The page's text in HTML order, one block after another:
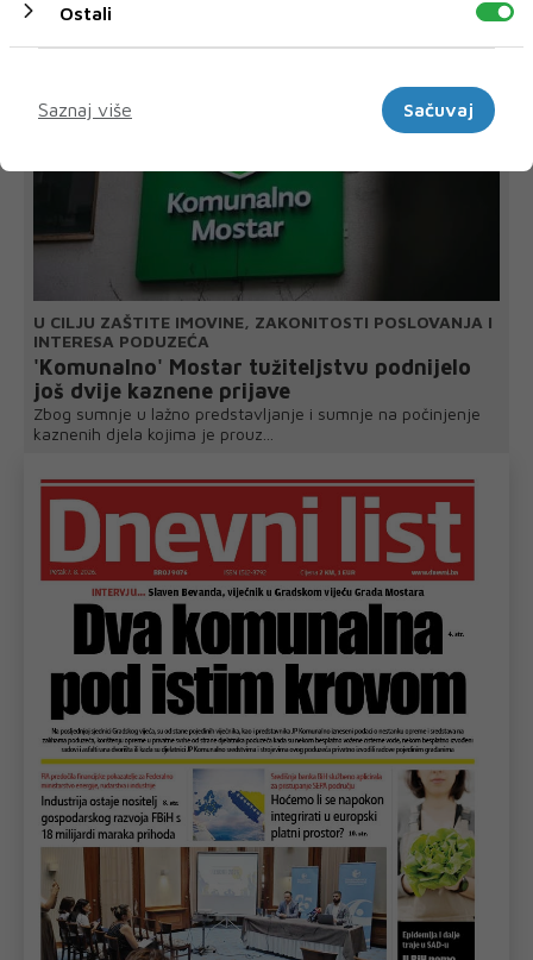
U CILJU ZAŠTITE IMOVINE, ZAKONITOSTI POSLOVANJA I
INTERESA PODUZEĆA
'Komunalno' Mostar tužiteljstvu podnijelo
još dvije kaznene prijave
Zbog sumnje u lažno predstavljanje i sumnje na počinjenje
kaznenih djela kojima je prouz...
Ostali
Saznaj više
Sačuvaj